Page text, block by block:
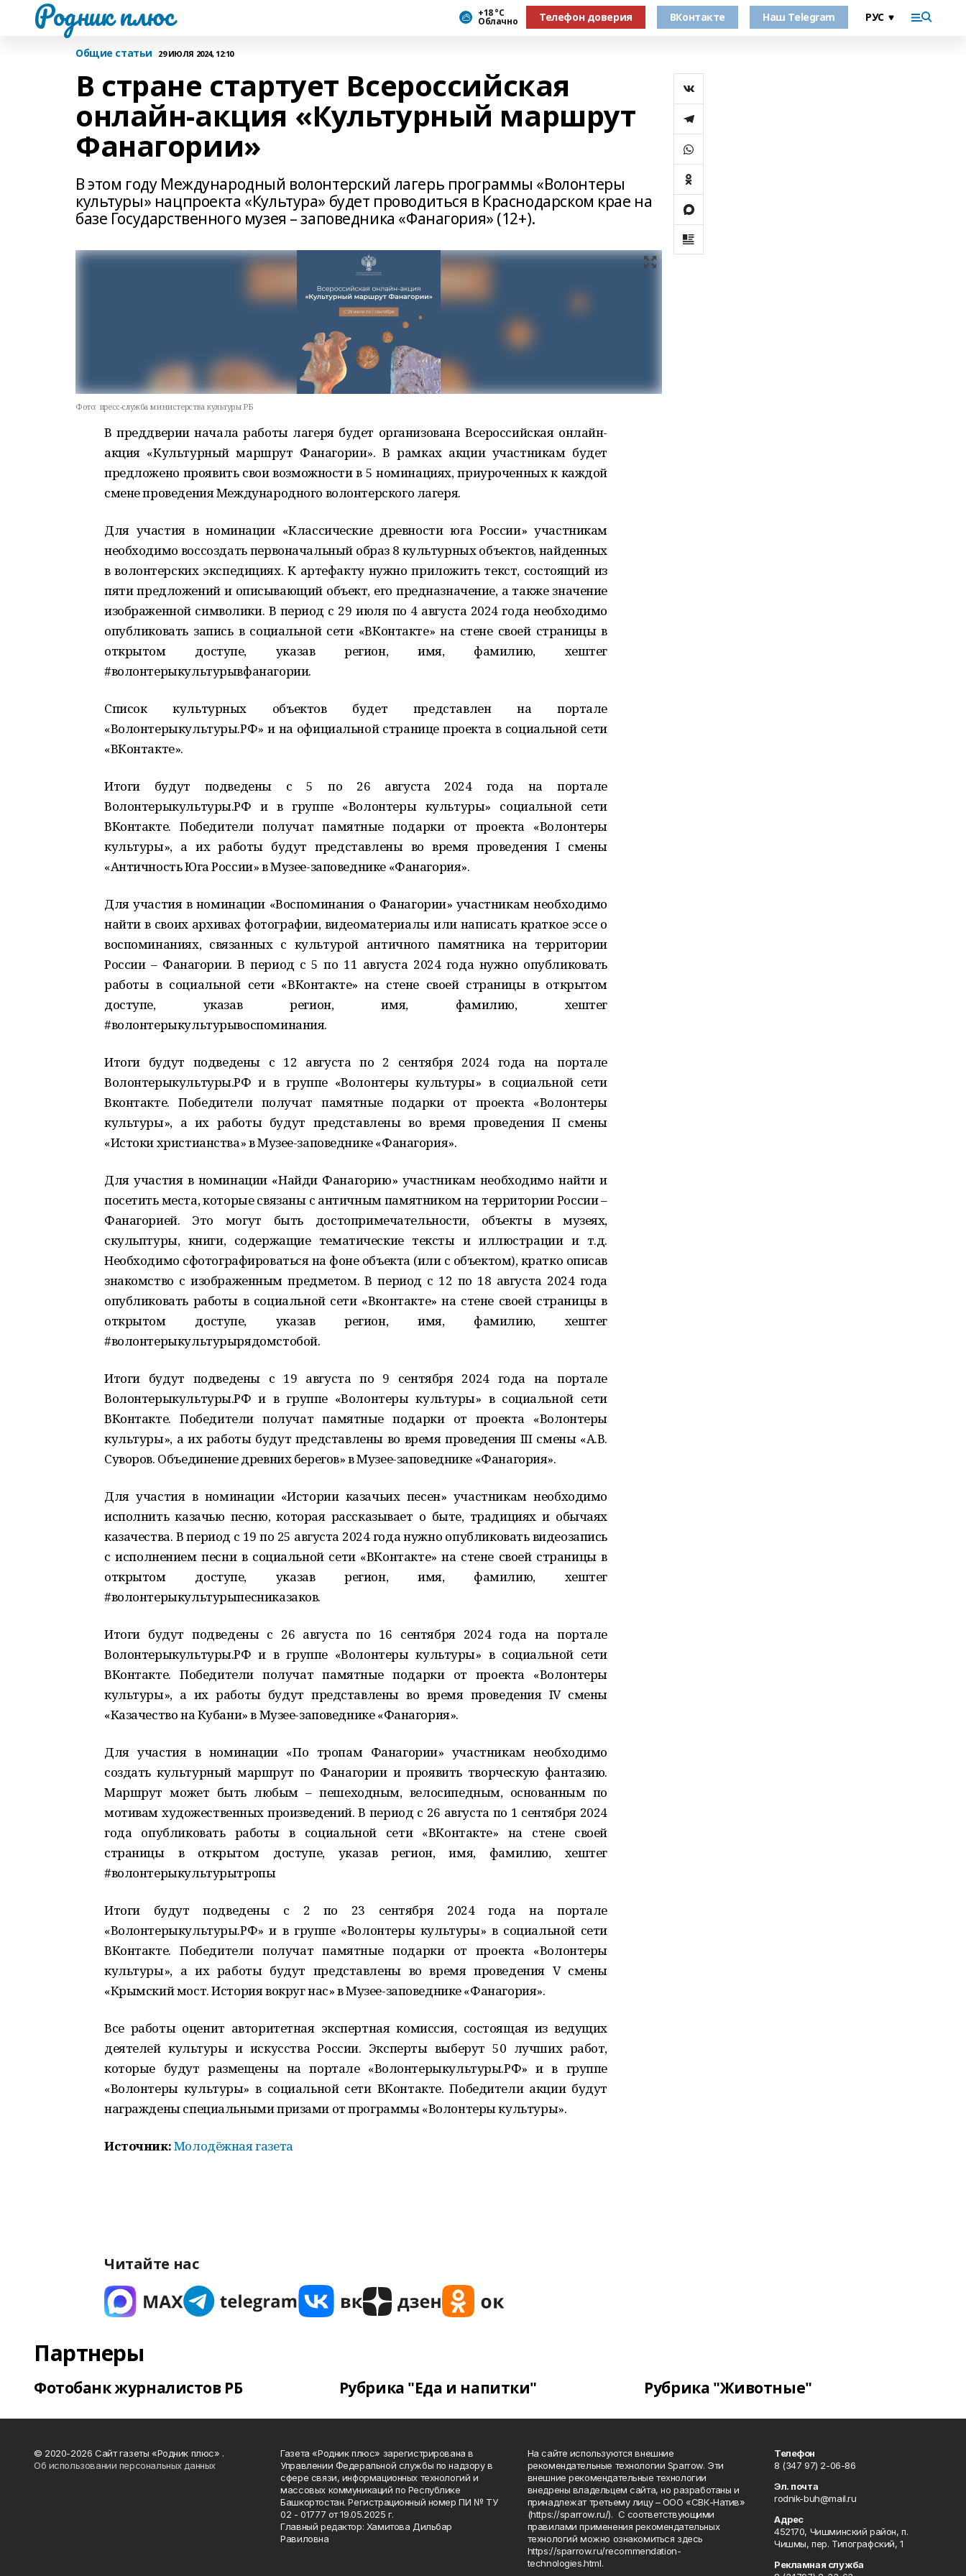
Родник плюс +18 °С
Облачно Телефон доверия ВКонтакте Наш Telegram
Общие статьи 29 ИЮЛЯ 2024, 12:10
В стране стартует Всероссийская
онлайн-акция «Культурный маршрут
Фанагории»
В этом году Международный волонтерский лагерь программы «Волонтеры
культуры» нацпроекта «Культура» будет проводиться в Краснодарском крае на
базе Государственного музея – заповедника «Фанагория» (12+).
Фото: пресс-служба министерства культуры РБ
В преддверии начала работы лагеря будет организована Всероссийская онлайн-
акция «Культурный маршрут Фанагории». В рамках акции участникам будет
предложено проявить свои возможности в 5 номинациях, приуроченных к каждой
смене проведения Международного волонтерского лагеря.
Для участия в номинации «Классические древности юга России» участникам
необходимо воссоздать первоначальный образ 8 культурных объектов, найденных
в волонтерских экспедициях. К артефакту нужно приложить текст, состоящий из
пяти предложений и описывающий объект, его предназначение, а также значение
изображенной символики. В период с 29 июля по 4 августа 2024 года необходимо
опубликовать запись в социальной сети «ВКонтакте» на стене своей страницы в
открытом доступе, указав регион, имя, фамилию, хештег
#волонтерыкультурывфанагории.
Список культурных объектов будет представлен на портале
«Волонтерыкультуры.РФ» и на официальной странице проекта в социальной сети
«ВКонтакте».
Итоги будут подведены с 5 по 26 августа 2024 года на портале
Волонтерыкультуры.РФ и в группе «Волонтеры культуры» социальной сети
ВКонтакте. Победители получат памятные подарки от проекта «Волонтеры
культуры», а их работы будут представлены во время проведения I смены
«Античность Юга России» в Музее-заповеднике «Фанагория».
Для участия в номинации «Воспоминания о Фанагории» участникам необходимо
найти в своих архивах фотографии, видеоматериалы или написать краткое эссе о
воспоминаниях, связанных с культурой античного памятника на территории
России – Фанагории. В период с 5 по 11 августа 2024 года нужно опубликовать
работы в социальной сети «ВКонтакте» на стене своей страницы в открытом
доступе, указав регион, имя, фамилию, хештег
#волонтерыкультурывоспоминания.
Итоги будут подведены с 12 августа по 2 сентября 2024 года на портале
Волонтерыкультуры.РФ и в группе «Волонтеры культуры» в социальной сети
Вконтакте. Победители получат памятные подарки от проекта «Волонтеры
культуры», а их работы будут представлены во время проведения II смены
«Истоки христианства» в Музее-заповеднике «Фанагория».
Для участия в номинации «Найди Фанагорию» участникам необходимо найти и
посетить места, которые связаны с античным памятником на территории России –
Фанагорией. Это могут быть достопримечательности, объекты в музеях,
скульптуры, книги, содержащие тематические тексты и иллюстрации и т.д.
Необходимо сфотографироваться на фоне объекта (или с объектом), кратко описав
знакомство с изображенным предметом. В период с 12 по 18 августа 2024 года
опубликовать работы в социальной сети «Вконтакте» на стене своей страницы в
открытом доступе, указав регион, имя, фамилию, хештег
#волонтерыкультурырядомстобой.
Итоги будут подведены с 19 августа по 9 сентября 2024 года на портале
Волонтерыкультуры.РФ и в группе «Волонтеры культуры» в социальной сети
ВКонтакте. Победители получат памятные подарки от проекта «Волонтеры
культуры», а их работы будут представлены во время проведения III смены «А.В.
Суворов. Объединение древних берегов» в Музее-заповеднике «Фанагория».
Для участия в номинации «Истории казачьих песен» участникам необходимо
исполнить казачью песню, которая рассказывает о быте, традициях и обычаях
казачества. В период с 19 по 25 августа 2024 года нужно опубликовать видеозапись
с исполнением песни в социальной сети «ВКонтакте» на стене своей страницы в
открытом доступе, указав регион, имя, фамилию, хештег
#волонтерыкультурыпесниказаков.
Итоги будут подведены с 26 августа по 16 сентября 2024 года на портале
Волонтерыкультуры.РФ и в группе «Волонтеры культуры» в социальной сети
ВКонтакте. Победители получат памятные подарки от проекта «Волонтеры
культуры», а их работы будут представлены во время проведения IV смены
«Казачество на Кубани» в Музее-заповеднике «Фанагория».
Для участия в номинации «По тропам Фанагории» участникам необходимо
создать культурный маршрут по Фанагории и проявить творческую фантазию.
Маршрут может быть любым – пешеходным, велосипедным, основанным по
мотивам художественных произведений. В период с 26 августа по 1 сентября 2024
года опубликовать работы в социальной сети «ВКонтакте» на стене своей
страницы в открытом доступе, указав регион, имя, фамилию, хештег
#волонтерыкультурытропы
Итоги будут подведены с 2 по 23 сентября 2024 года на портале
«Волонтерыкультуры.РФ» и в группе «Волонтеры культуры» в социальной сети
ВКонтакте. Победители получат памятные подарки от проекта «Волонтеры
культуры», а их работы будут представлены во время проведения V смены
«Крымский мост. История вокруг нас» в Музее-заповеднике «Фанагория».
Все работы оценит авторитетная экспертная комиссия, состоящая из ведущих
деятелей культуры и искусства России. Эксперты выберут 50 лучших работ,
которые будут размещены на портале «Волонтерыкультуры.РФ» и в группе
«Волонтеры культуры» в социальной сети ВКонтакте. Победители акции будут
награждены специальными призами от программы «Волонтеры культуры».
Источник:Молодёжная газета
Читайте нас
Партнеры
Фотобанк журналистов РБ Рубрика "Еда и напитки" Рубрика "Животные"
© 2020-2026 Сайт газеты «Родник плюс» .
Об использовании персональных данных
Газета «Родник плюс» зарегистрирована в
Управлении Федеральной службы по надзору в
сфере связи, информационных технологий и
массовых коммуникаций по Республике
Башкортостан. Регистрационный номер ПИ № ТУ
02 - 01777 от 19.05.2025 г.
Главный редактор: Хамитова Дильбар
Равиловна
На сайте используются внешние
рекомендательные технологии Sparrow. Эти
внешние рекомендательные технологии
внедрены владельцем сайта, но разработаны и
принадлежат третьему лицу – ООО «СВК-Натив»
(https://sparrow.ru/). С соответствующими
правилами применения рекомендательных
технологий можно ознакомиться здесь
https://sparrow.ru/recommendation-
technologies.html.
Телефон
8 (347 97) 2-06-86
Эл. почта
rodnik-buh@mail.ru
Адрес
452170, Чишминский район, п.
Чишмы, пер. Типографский, 1
Рекламная служба